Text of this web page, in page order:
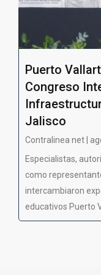
Puerto
Congreso
Jalisco
Contralinea net |
Especialistas,
como
intercambiaron
educativos Puerto